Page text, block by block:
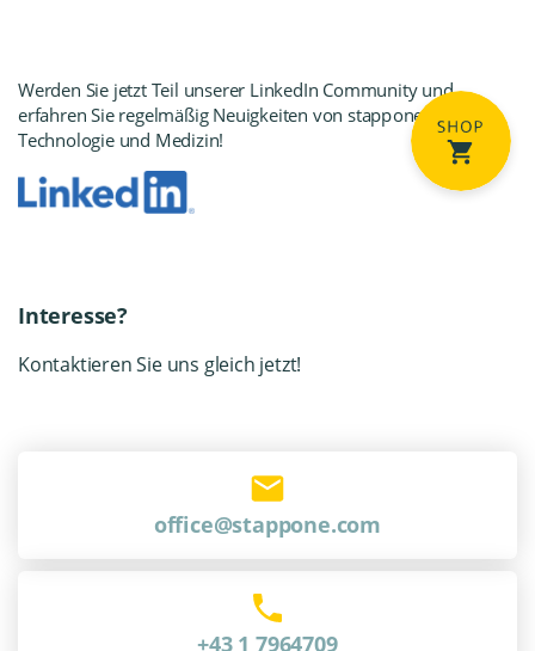
Werden Sie jetzt Teil unserer LinkedIn Communityund
erfahren Sie regelmäßig Neuigkeiten von stappone,
Technologie und Medizin!
Interesse?
Kontaktieren Sie uns gleich jetzt!
office@stappone.com
+43 1 7964709